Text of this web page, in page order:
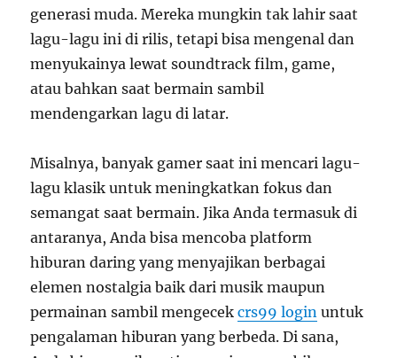
generasi muda. Mereka mungkin tak lahir saat
lagu-lagu ini di rilis, tetapi bisa mengenal dan
menyukainya lewat soundtrack film, game,
atau bahkan saat bermain sambil
mendengarkan lagu di latar.
Misalnya, banyak gamer saat ini mencari lagu-
lagu klasik untuk meningkatkan fokus dan
semangat saat bermain. Jika Anda termasuk di
antaranya, Anda bisa mencoba platform
hiburan daring yang menyajikan berbagai
elemen nostalgia baik dari musik maupun
permainan sambil mengecekcrs99 login untuk
pengalaman hiburan yang berbeda. Di sana,